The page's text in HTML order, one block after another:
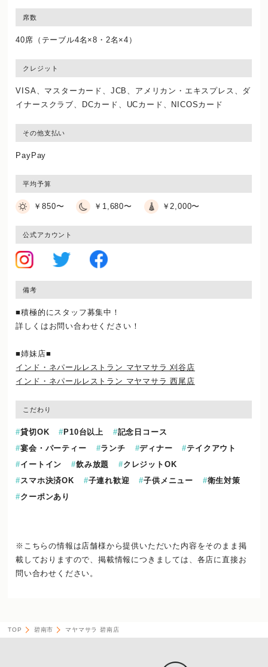
席数
40席（テーブル4名×8・2名×4）
クレジット
VISA、マスターカード、JCB、アメリカン・エキスプレス、ダ
イナースクラブ、DCカード、UCカード、NICOSカード
その他支払い
PayPay
平均予算
￥850〜 ￥1,680〜 ￥2,000〜
公式アカウント
備考
■積極的にスタッフ募集中！
詳しくはお問い合わせください！
■姉妹店■
インド・ネパールレストラン マヤマサラ 刈谷店
インド・ネパールレストラン マヤマサラ 西尾店
こだわり
貸切OK P10台以上
記念日コース
宴会・パーティー
ランチ ディナー
テイクアウト
イートイン
飲み放題
クレジットOK
スマホ決済OK
子連れ歓迎 子供メニュー
衛生対策
クーポンあり
※こちらの情報は店舗様から提供いただいた内容をそのまま掲
載しておりますので、掲載情報につきましては、各店に直接お
問い合わせください。
TOP 碧南市 マヤマサラ 碧南店